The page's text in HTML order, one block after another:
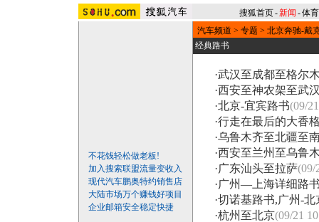
搜狐首页-新闻 -体育
不花钱轻松做老板!
加入搜索联盟流量变收入
现代汽车鹏奥特约销售店
大陆市场万个赚钱好项目
企业邮箱安全稳定快捷
汽车频道 > 专题 > 北京奔驰-戴
经典路书
·武汉至成都至格尔
·西安至神农架至武
·北京-宜宾路书(09/
·行走在最后的大香
·乌鲁木齐至北疆至
·西安至兰州至乌鲁
·广东汕头至拉萨(09/
·广州—上海详细路
·切诺基路书,广州-
·杭州至北京(09/21